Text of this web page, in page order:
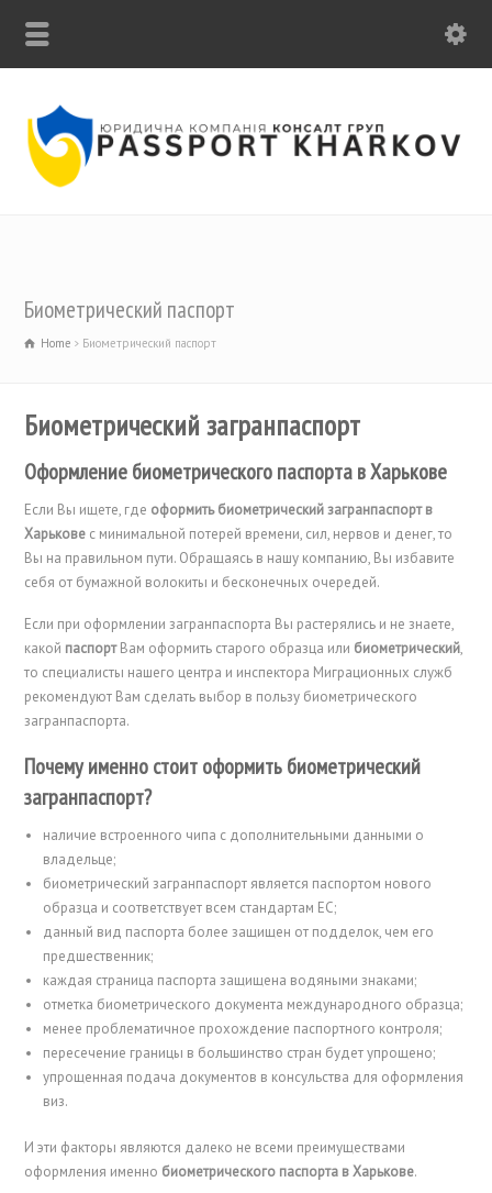
Биометрический паспорт
Home Биометрический паспорт
Биометрический загранпаспорт
Оформление биометрического паспорта в Харькове
Если Вы ищете, где оформить биометрический загранпаспорт в
Харькове с минимальной потерей времени, сил, нервов и денег, то
Вы на правильном пути. Обращаясь в нашу компанию, Вы избавите
себя от бумажной волокиты и бесконечных очередей.
Если при оформлении загранпаспорта Вы растерялись и не знаете,
какой паспортВам оформить старого образца или биометрический,
то специалисты нашего центра и инспектора Миграционных служб
рекомендуют Вам сделать выбор в пользу биометрического
загранпаспорта.
Почему именно стоит оформить биометрический
загранпаспорт?
наличие встроенного чипа с дополнительными данными о
владельце;
биометрический загранпаспорт является паспортом нового
образца и соответствует всем стандартам ЕC;
данный вид паспорта более защищен от подделок, чем его
предшественник;
каждая страница паспорта защищена водяными знаками;
отметка биометрического документа международного образца;
менее проблематичное прохождение паспортного контроля;
пересечение границы в большинство стран будет упрощено;
упрощенная подача документов в консульства для оформления
виз.
И эти факторы являются далеко не всеми преимуществами
оформления именно биометрического паспорта в Харькове.